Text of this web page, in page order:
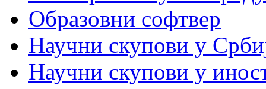
Образовни софтвер
Научни скупови у
Научни скупови у